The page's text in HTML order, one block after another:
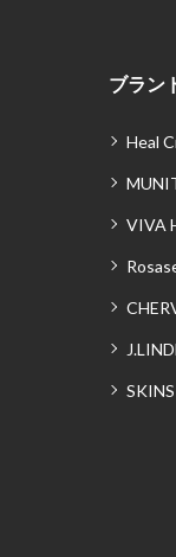
ブラン
Heal
VIVA
SKINS